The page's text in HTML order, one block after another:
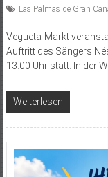
Las Palmas de Gran
Vegueta-Markt
Auftritt des Sängers
13:00 Uhr statt. In der
Weiterlesen